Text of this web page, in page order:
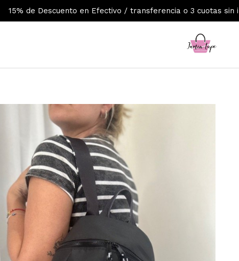
15% de Descuento en Efectivo / transferencia o 3 cuotas